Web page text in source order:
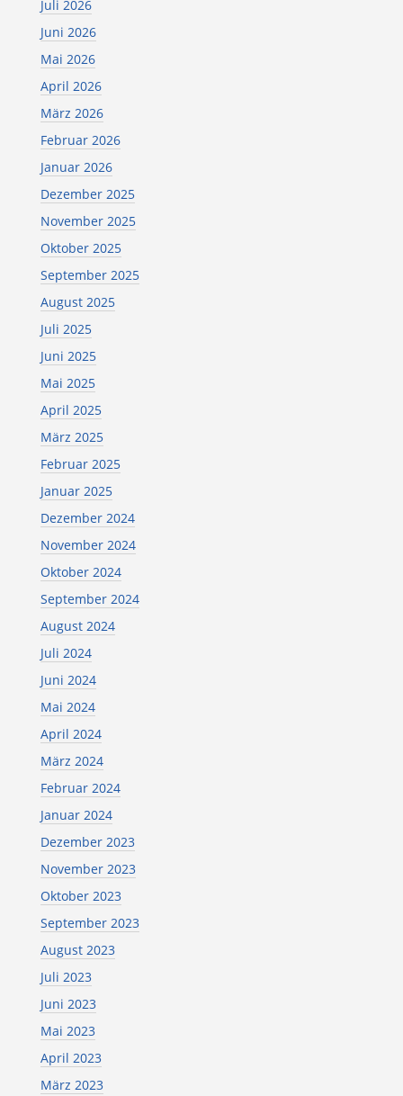
Juli 2026
Juni 2026
Mai 2026
April 2026
März 2026
Februar 2026
Januar 2026
Dezember 2025
November 2025
Oktober 2025
September 2025
August 2025
Juli 2025
Juni 2025
Mai 2025
April 2025
März 2025
Februar 2025
Januar 2025
Dezember 2024
November 2024
Oktober 2024
September 2024
August 2024
Juli 2024
Juni 2024
Mai 2024
April 2024
März 2024
Februar 2024
Januar 2024
Dezember 2023
November 2023
Oktober 2023
September 2023
August 2023
Juli 2023
Juni 2023
Mai 2023
April 2023
März 2023